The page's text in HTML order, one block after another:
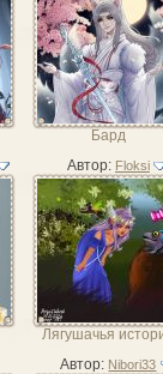
Бард
Автор: Floksi
Лягушачья
Автор: Nibori33